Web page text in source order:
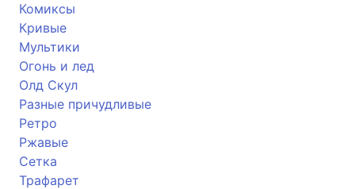
Комиксы
Кривые
Мультики
Огонь и лед
Олд Скул
Разные причудливые
Ретро
Ржавые
Сетка
Трафарет